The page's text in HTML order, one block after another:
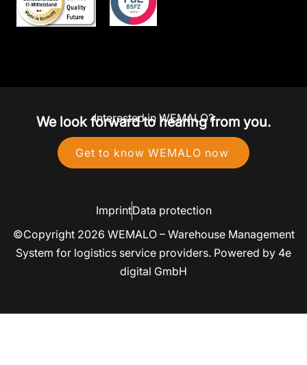
Interested in WEMALO?
We look forward to hearing from you.
Get to know WEMALO now
ImprintData protection
©Copyright 2026 WEMALO – Warehouse Management
System for logistics service providers. Powered by 4e
digital GmbH